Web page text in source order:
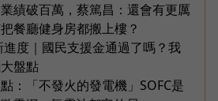
績破百萬，蔡篤昌：還會有更厲
餐廳健身房都搬上樓？
度｜國民支援金通過了嗎？我
盤點
：「不發火的發電機」SOFC是